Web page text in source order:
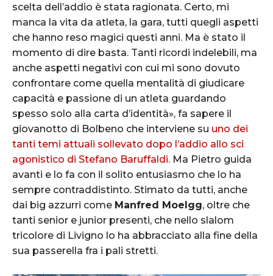
scelta dell’addio è stata ragionata. Certo, mi
manca la vita da atleta, la gara, tutti quegli aspetti
che hanno reso magici questi anni. Ma è stato il
momento di dire basta. Tanti ricordi indelebili, ma
anche aspetti negativi con cui mi sono dovuto
confrontare come quella mentalità di giudicare
capacità e passione di un atleta guardando
spesso solo alla carta d’identità», fa sapere il
giovanotto di Bolbeno che interviene su uno dei
tanti temi attuali sollevato dopo l’addio allo sci
agonistico di Stefano Baruffaldi. Ma Pietro guida
avanti e lo fa con il solito entusiasmo che lo ha
sempre contraddistinto. Stimato da tutti, anche
dai big azzurri come Manfred Moelgg, oltre che
tanti senior e junior presenti, che nello slalom
tricolore di Livigno lo ha abbracciato alla fine della
sua passerella fra i pali stretti.